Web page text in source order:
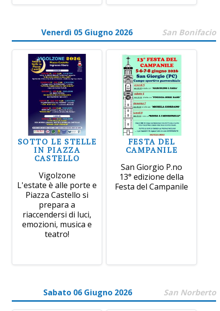
Venerdì 05 Giugno 2026 San Bonifacio
SOTTO LE STELLE
IN PIAZZA
CASTELLO
Vigolzone
L'estate è alle porte e
Piazza Castello si
prepara a
riaccendersi di luci,
emozioni, musica e
teatro!
FESTA DEL
CAMPANILE
San Giorgio P.no
13° edizione della
Festa del Campanile
Sabato 06 Giugno 2026 San Norberto